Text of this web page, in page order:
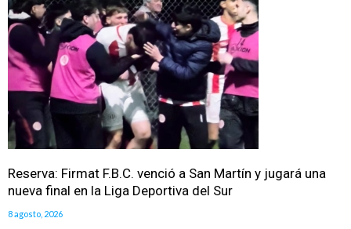
Reserva: Firmat F.B.C. venció a San Martín y jugará una
nueva final en la Liga Deportiva del Sur
8 agosto, 2026